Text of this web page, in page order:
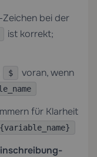
-Zeichen bei der
ist korrekt;
$
voran, wenn
für Klarheit